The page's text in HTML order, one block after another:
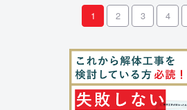
1 2 3 4